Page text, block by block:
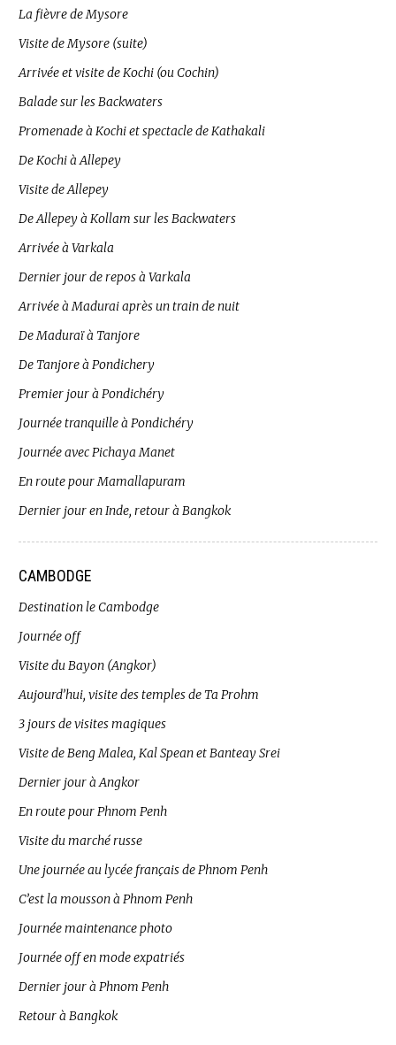
La fièvre de Mysore
Visite de Mysore (suite)
Arrivée et visite de Kochi (ou Cochin)
Balade sur les Backwaters
Promenade à Kochi et spectacle de Kathakali
De Kochi à Allepey
Visite de Allepey
De Allepey à Kollam sur les Backwaters
Arrivée à Varkala
Dernier jour de repos à Varkala
Arrivée à Madurai après un train de nuit
De Maduraï à Tanjore
De Tanjore à Pondichery
Premier jour à Pondichéry
Journée tranquille à Pondichéry
Journée avec Pichaya Manet
En route pour Mamallapuram
Dernier jour en Inde, retour à Bangkok
CAMBODGE
Destination le Cambodge
Journée off
Visite du Bayon (Angkor)
Aujourd’hui, visite des temples de Ta Prohm
3 jours de visites magiques
Visite de Beng Malea, Kal Spean et Banteay Srei
Dernier jour à Angkor
En route pour Phnom Penh
Visite du marché russe
Une journée au lycée français de Phnom Penh
C’est la mousson à Phnom Penh
Journée maintenance photo
Journée off en mode expatriés
Dernier jour à Phnom Penh
Retour à Bangkok